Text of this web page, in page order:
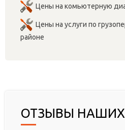
Цены на комьютерную
Цены на услуги по
районе
ОТЗЫВЫ